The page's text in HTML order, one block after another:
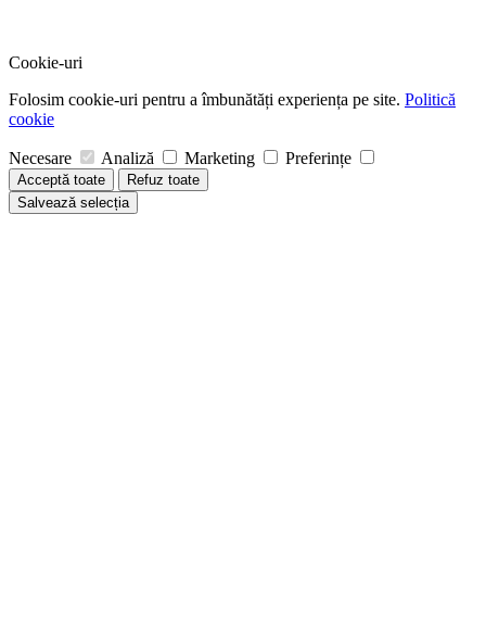
Cookie-uri
Folosim cookie-uri pentru a îmbunătăți experiența pe site. Politică
cookie
Necesare Analiză Marketing Preferințe
Acceptă toate
Refuz toate
Salvează selecția